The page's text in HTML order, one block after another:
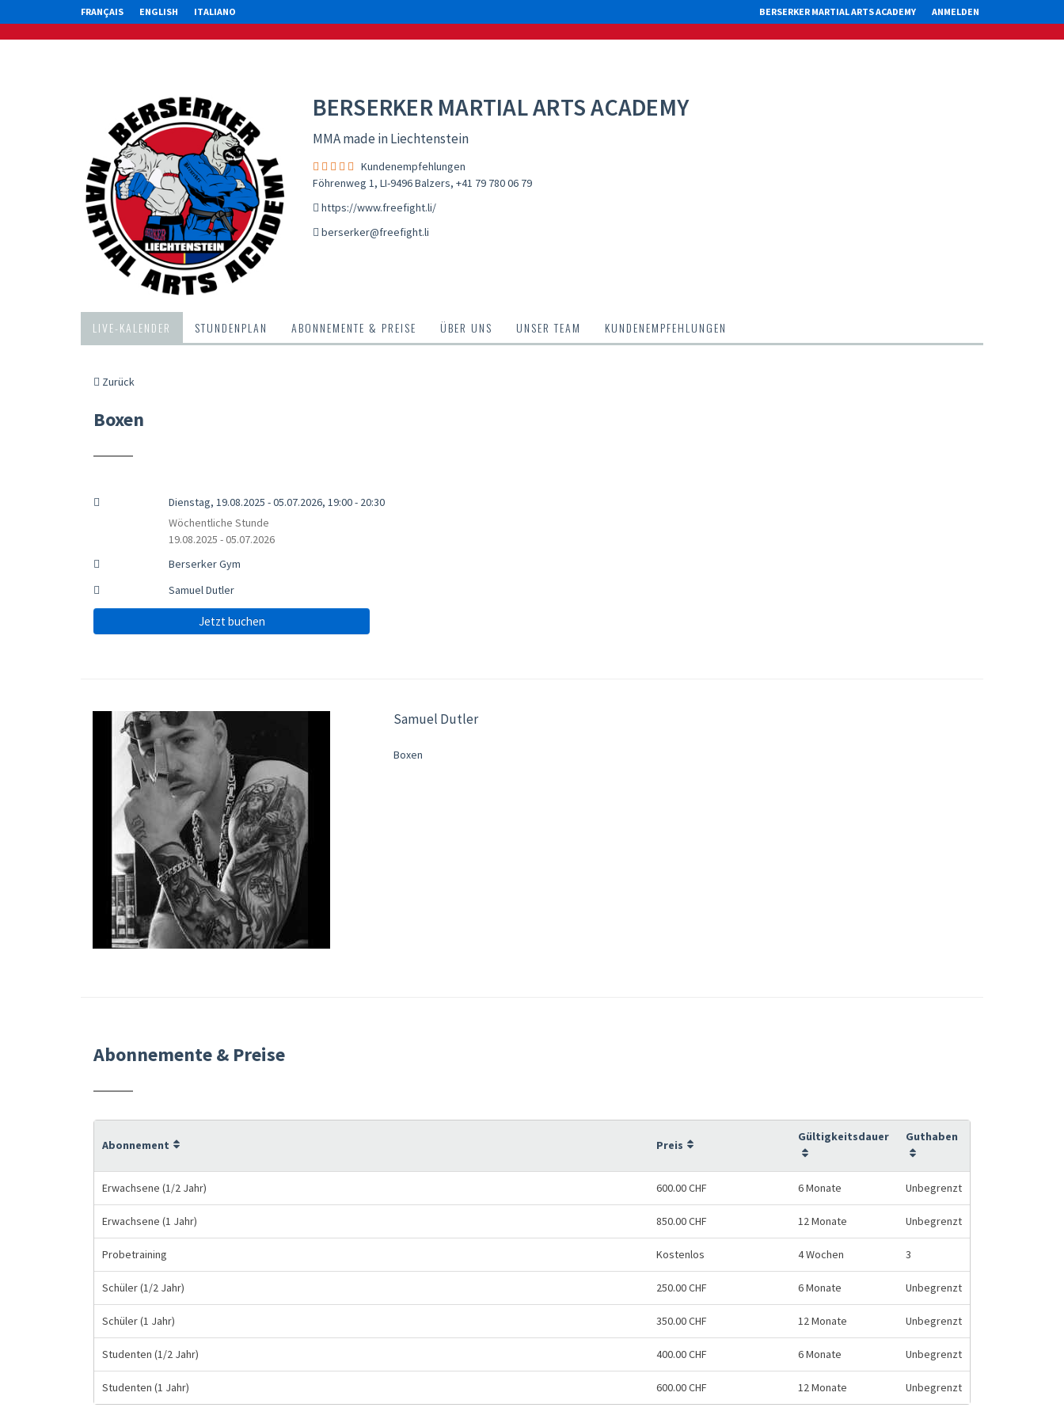
FRANÇAIS ENGLISH ITALIANO BERSERKER MARTIAL ARTS ACADEMY ANMELDEN
BERSERKER MARTIAL ARTS ACADEMY
MMA made in Liechtenstein
Kundenempfehlungen
Föhrenweg 1, LI-9496 Balzers, +41 79 780 06 79
https://www.freefight.li/
berserker@freefight.li
LIVE-KALENDER STUNDENPLAN ABONNEMENTE & PREISE ÜBER UNS UNSER TEAM KUNDENEMPFEHLUNGEN
Zurück
Boxen
Dienstag, 19.08.2025 - 05.07.2026, 19:00 - 20:30
Wöchentliche Stunde
19.08.2025 - 05.07.2026
Berserker Gym
Samuel Dutler
Jetzt buchen
Samuel Dutler
Boxen
Abonnemente & Preise
Abonnement Preis
Gültigkeitsdauer Guthaben
Erwachsene (1/2 Jahr) 600.00 CHF 6 Monate Unbegrenzt
Erwachsene (1 Jahr) 850.00 CHF 12 Monate Unbegrenzt
Probetraining Kostenlos 4 Wochen 3
Schüler (1/2 Jahr) 250.00 CHF 6 Monate Unbegrenzt
Schüler (1 Jahr) 350.00 CHF 12 Monate Unbegrenzt
Studenten (1/2 Jahr) 400.00 CHF 6 Monate Unbegrenzt
Studenten (1 Jahr) 600.00 CHF 12 Monate Unbegrenzt